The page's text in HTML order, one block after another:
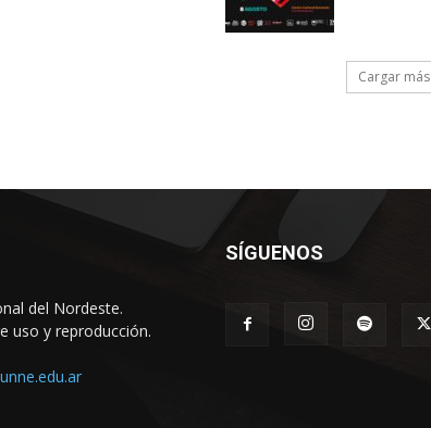
Cargar más
del Nordeste.
uso y reproducción.
SÍGUENOS